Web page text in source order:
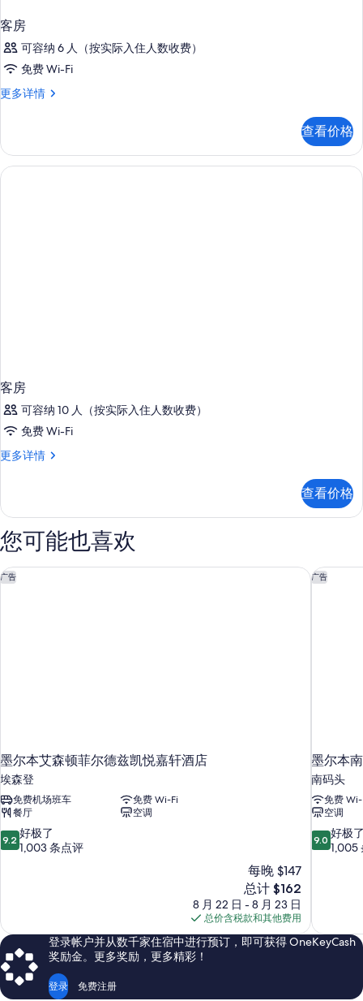
客房
可容纳 6 人（按实际入住人数收费）
免费 Wi-Fi
更多详情
客
信
息
查看价格
客房
可容纳 10 人（按实际入住人数收费）
免费 Wi-Fi
更多详情
客
信
息
查看价格
您可能也喜欢
广告
墨尔本艾森顿菲尔德兹凯悦嘉轩酒店
埃森登
免费机场班车
免费 Wi-Fi
餐厅
空调
9.2
分，
了，
1,003
条
点
评
9.2 好极了
1,003 条点评
每晚 $147
新
价
格
$162
总计 $162
8 月 22 日 - 8 月 23 日
总价含税款和其他费用
墨尔本艾森顿菲尔德兹凯悦嘉轩酒店 广告
墨尔本
南码头
免费
空调
9.0
分，
了，
1,005
9.0 好极
1,005
墨尔本
登录帐户并从数千家住宿中进行预订，即可获得 OneKeyCash
奖励金。更多奖励，更多精彩！
登录 免费注册